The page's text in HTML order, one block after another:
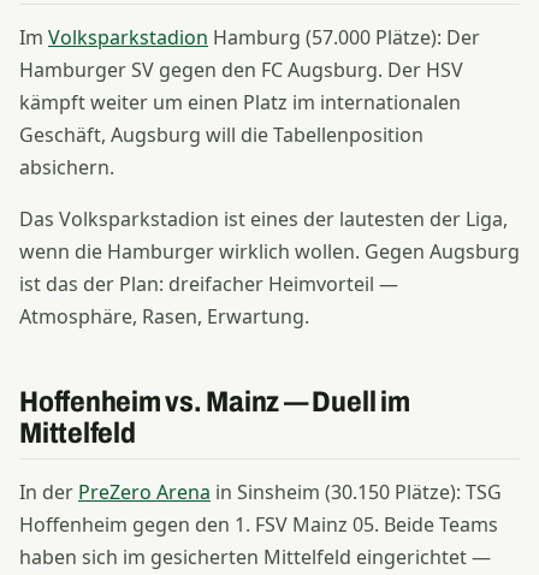
Im Volksparkstadion Hamburg (57.000 Plätze): Der
Hamburger SV gegen den FC Augsburg. Der HSV
kämpft weiter um einen Platz im internationalen
Geschäft, Augsburg will die Tabellenposition
absichern.
Das Volksparkstadion ist eines der lautesten der Liga,
wenn die Hamburger wirklich wollen. Gegen Augsburg
ist das der Plan: dreifacher Heimvorteil —
Atmosphäre, Rasen, Erwartung.
Hoffenheim vs. Mainz — Duell im
Mittelfeld
In der PreZero Arena in Sinsheim (30.150 Plätze): TSG
Hoffenheim gegen den 1. FSV Mainz 05. Beide Teams
haben sich im gesicherten Mittelfeld eingerichtet —